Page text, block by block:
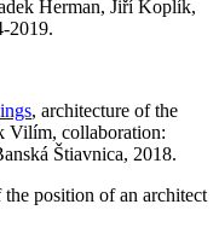
Herman, Jiří Koplík,
2019.
, architecture of the
Vilím, collaboration:
Štiavnica, 2018.
position of an architect